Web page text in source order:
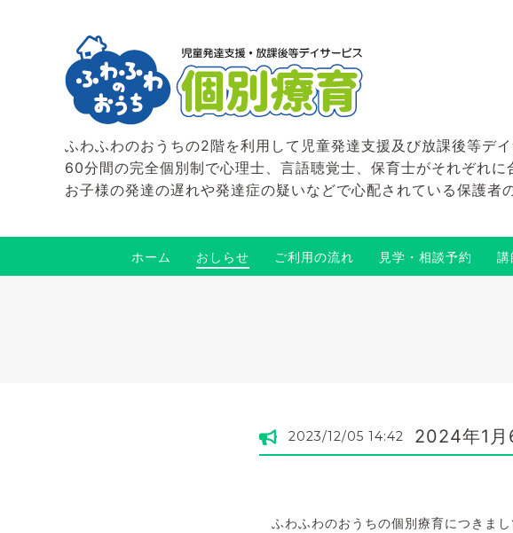
ふわふわのおうちの2階を利用して児童発達支援及び放課後等デイ
60分間の完全個別制で心理士、言語聴覚士、保育士がそれぞれに
お子様の発達の遅れや発達症の疑いなどで心配されている保護者
ホーム おしらせ ご利用の流れ 見学・相談予約 講
2023/12/05 14:42 2024年1月
ふわふわのおうちの個別療育につきまし